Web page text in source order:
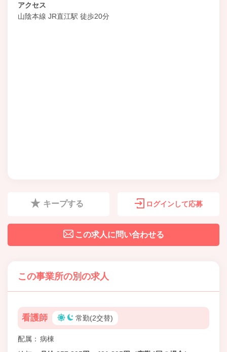
アクセス
山陰本線 JR直江駅 徒歩20分
キープする ログインして応募
この求人に問い合わせる
この事業所の別の求人
看護師 常勤(2交替)
配属
病棟